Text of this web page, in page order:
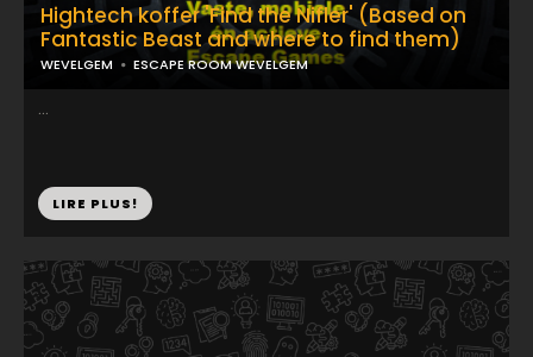
Hightech koffer 'Find the Nifler' (Based on
Fantastic Beast and where to find them)
WEVELGEM ESCAPE ROOM WEVELGEM
...
LIRE PLUS!